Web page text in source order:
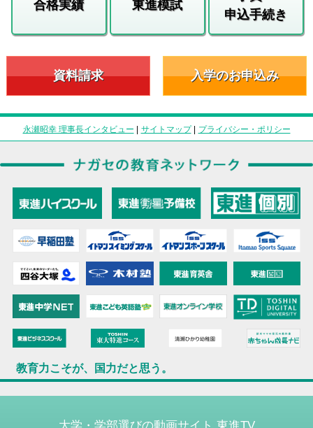
合格実績 東進模試
申込手続き
資料請求 入学のお申込み
永瀬昭幸 理事長インタビュー | サイトマップ| プライバシー・ポリシー
教育力こそが、国力だと思う。